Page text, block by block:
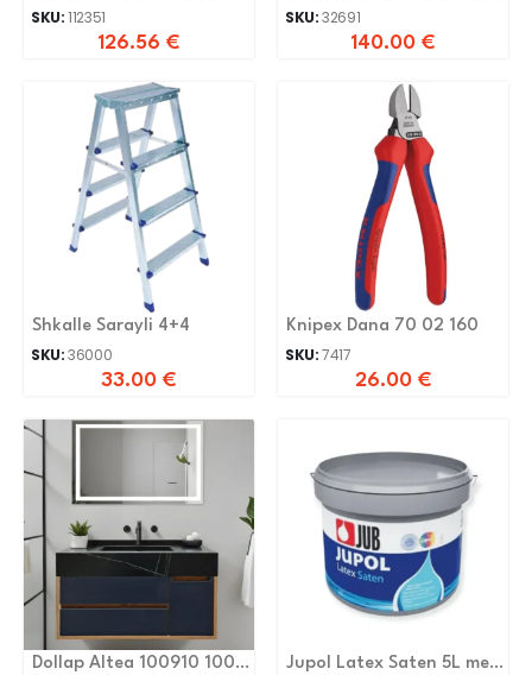
elektrike 1500W 125mm
SKU:112351
126.56 €
3268
SKU:32691
140.00 €
Shkalle Sarayli 4+4
SKU:36000
33.00 €
Knipex Dana 70 02 160
SKU:7417
26.00 €
Dollap Altea 100910 100
Jupol Latex Saten 5L me